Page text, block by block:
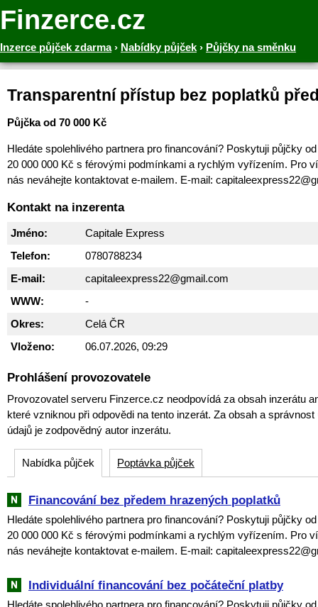
Finzerce.cz
Inzerce půjček zdarma› Nabídky půjček › Půjčky na směnku
Transparentní přístup bez poplatků
Půjčka od 70 000 Kč
Hledáte spolehlivého partnera pro financování? Poskytuji půjčky
20 000 000 Kč s férovými podmínkami a rychlým vyřízením. Pro
nás neváhejte kontaktovat e-mailem. E-mail:
Kontakt na inzerenta
Jméno:
Capitale Express
Telefon:
0780788234
E-mail:
capitaleexpress22@gmail.com
WWW:
-
Okres:
Celá ČR
Vloženo:
06.07.2026, 09:29
Prohlášení provozovatele
Provozovatel serveru Finzerce.cz neodpovídá za obsah inzerátu
které vzniknou při odpovědi na tento inzerát. Za obsah a
údajů je zodpovědný autor inzerátu.
Nabídka půjček Poptávka půjček
Financování bez předem hrazených poplatků
Hledáte spolehlivého partnera pro financování? Poskytuji půjčky
20 000 000 Kč s férovými podmínkami a rychlým vyřízením. Pro
nás neváhejte kontaktovat e-mailem. E-mail:
Individuální financování bez počáteční platby
Hledáte spolehlivého partnera pro financování? Poskytuji půjčky